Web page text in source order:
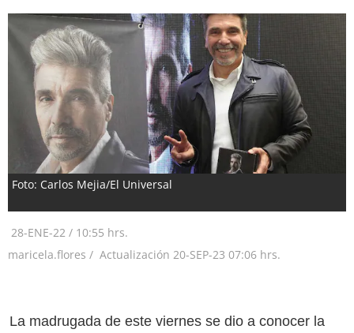
Foto: Carlos Mejia/El Universal
28-ENE-22 / 10:55 hrs.
maricela.flores / Actualización 20-SEP-23 07:06 hrs.
La madrugada de este viernes se dio a conocer la